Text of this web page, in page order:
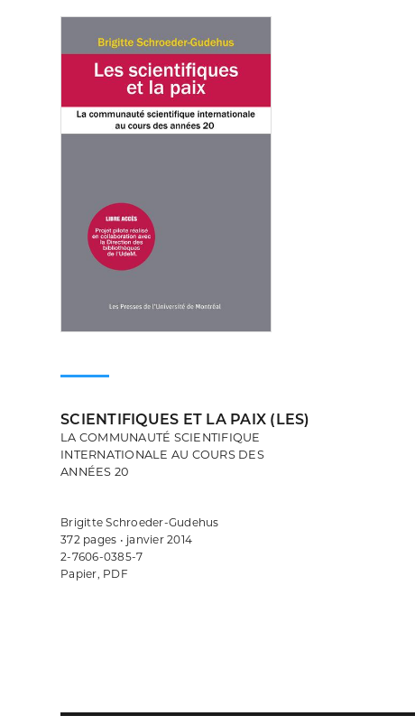
SCIENTIFIQUES ET LA PAIX (LES)
LA COMMUNAUTÉ SCIENTIFIQUE
INTERNATIONALE AU COURS DES
ANNÉES 20
Brigitte Schroeder-Gudehus
372 pages • janvier 2014
2-7606-0385-7
Papier, PDF